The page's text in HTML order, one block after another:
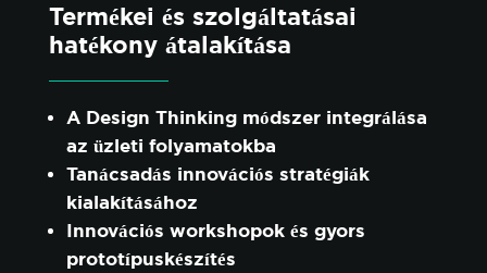
Termékei és szolgáltatásai
hatékony átalakítása
A Design Thinking módszer integrálása
az üzleti folyamatokba
Tanácsadás innovációs stratégiák
kialakításához
Innovációs workshopok és gyors
prototípuskészítés